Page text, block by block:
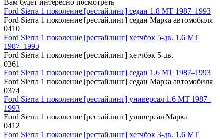
Вам будет интересно посмотреть
Ford Sierra 1 поколение [рестайлинг] седан 1.8 MT 1987–1993
Ford Sierra 1 поколение [рестайлинг] седан Марка автомобиля
0410
Ford Sierra 1 поколение [рестайлинг] хетчбэк 5-дв. 1.6 MT
1987–1993
Ford Sierra 1 поколение [рестайлинг] хетчбэк 5-дв.
0361
Ford Sierra 1 поколение [рестайлинг] седан 1.6 MT 1987–1993
Ford Sierra 1 поколение [рестайлинг] седан Марка автомобиля
0374
Ford Sierra 1 поколение [рестайлинг] универсал 1.6 MT 1987–
1993
Ford Sierra 1 поколение [рестайлинг] универсал Марка
0412
Ford Sierra 1 поколение [рестайлинг] хетчбэк 3-дв. 1.6 MT